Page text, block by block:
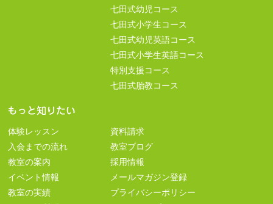
七田式幼児コース
七田式小学生コース
七田式幼児英語コース
七田式小学生英語コース
特別支援コース
七田式胎教コース
体験レッスン
入会までの流れ
教室の案内
イベント情報
教室の実績
資料請求
教室ブログ
採用情報
メールマガジン登録
プライバシーポリシー